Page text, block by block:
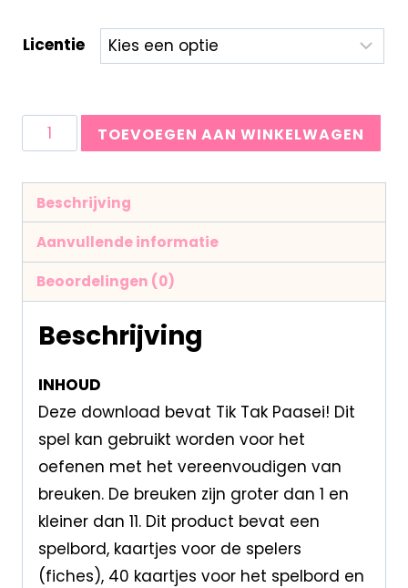
Licentie
TOEVOEGEN AAN WINKELWAGEN
Beschrijving
Aanvullende informatie
Beoordelingen (0)
Beschrijving
INHOUD
Deze download bevat Tik Tak Paasei! Dit
spel kan gebruikt worden voor het
oefenen met het vereenvoudigen van
breuken. De breuken zijn groter dan 1 en
kleiner dan 11. Dit product bevat een
spelbord, kaartjes voor de spelers
(fiches), 40 kaartjes voor het spelbord en